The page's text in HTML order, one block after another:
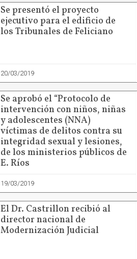
Se presentó el proyecto
ejecutivo para el edificio de
los Tribunales de Feliciano
20/03/2019
Se aprobó el “Protocolo de
intervención con niños, niñas
y adolescentes (NNA)
víctimas de delitos contra su
integridad sexual y lesiones,
de los ministerios públicos de
E. Ríos
19/03/2019
El Dr. Castrillon recibió al
director nacional de
Modernización Judicial